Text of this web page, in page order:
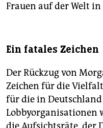
Frauen auf der Welt in
Ein fatales Zeichen
Der Rückzug von
Zeichen für die
für die in
Lobbyorganisationen